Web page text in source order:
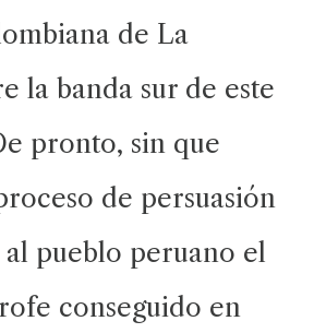
de La
la banda sur de este
pronto, sin que
de persuasión
pueblo peruano el
conseguido en